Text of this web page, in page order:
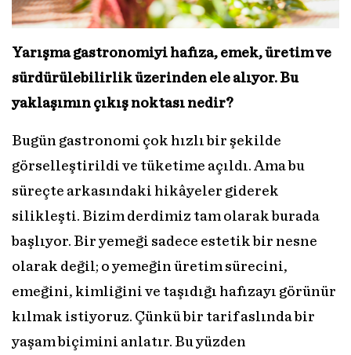
Yarışma gastronomiyi hafıza, emek, üretim ve
sürdürülebilirlik üzerinden ele alıyor. Bu
yaklaşımın çıkış noktası nedir?
Bugün gastronomi çok hızlı bir şekilde
görselleştirildi ve tüketime açıldı. Ama bu
süreçte arkasındaki hikâyeler giderek
silikleşti. Bizim derdimiz tam olarak burada
başlıyor. Bir yemeği sadece estetik bir nesne
olarak değil; o yemeğin üretim sürecini,
emeğini, kimliğini ve taşıdığı hafızayı görünür
kılmak istiyoruz. Çünkü bir tarif aslında bir
yaşam biçimini anlatır. Bu yüzden